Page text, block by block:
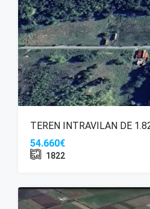
TEREN INTRAVILAN DE
54.660€
1822